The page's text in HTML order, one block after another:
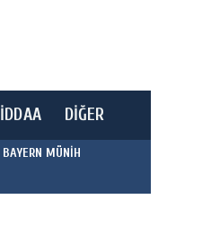
İDDAA DİĞER
BAYERN MÜNİH